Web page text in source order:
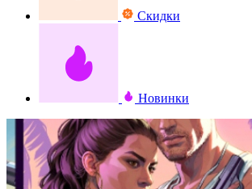
Скидки
Новинки